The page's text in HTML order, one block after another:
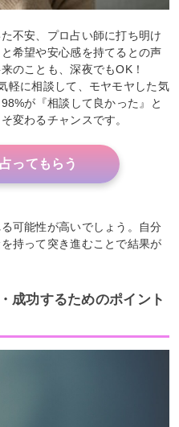
不安、プロ占い師に打ち明け
希望や安心感を持てるとの声
のことも、深夜でもOK！
軽に相談して、モヤモヤした気
が『相談して良かった』と
変わるチャンスです。
ってもらう
可能性が高いでしょう。自分
持って突き進むことで結果が
成功するためのポイント